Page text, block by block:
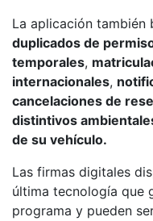
La aplicación
duplicados de
temporales,
internacionales,
cancelaciones de
distintivos
de su vehículo.
Las firmas digitales
última tecnología que
programa y pueden